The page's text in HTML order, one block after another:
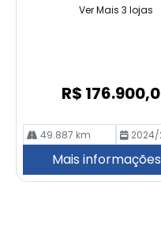
Ver Mais 3 lojas
R$
49.887 km 2024/
Mais informações